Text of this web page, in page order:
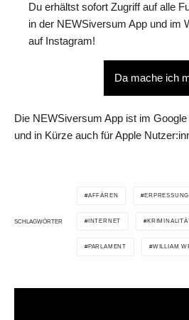
Du erhältst sofort Zugriff auf alle
in der NEWSiversum App und im
auf Instagram!
Da mache ich
Die NEWSiversum App ist im
und in Kürze auch für Apple
SCHLAGWÖRTER
AFFÄREN ERPRESSUNG
INTERNET
PARLAMENT WILLIAM